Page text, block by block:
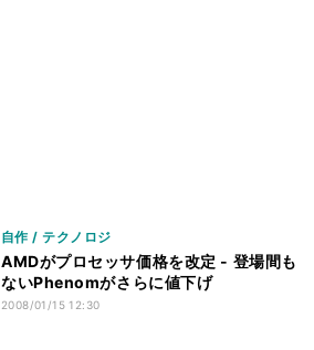
自作 / テクノロジ
AMDがプロセッサ価格を改定 - 登場間も
ないPhenomがさらに値下げ
2008/01/15 12:30